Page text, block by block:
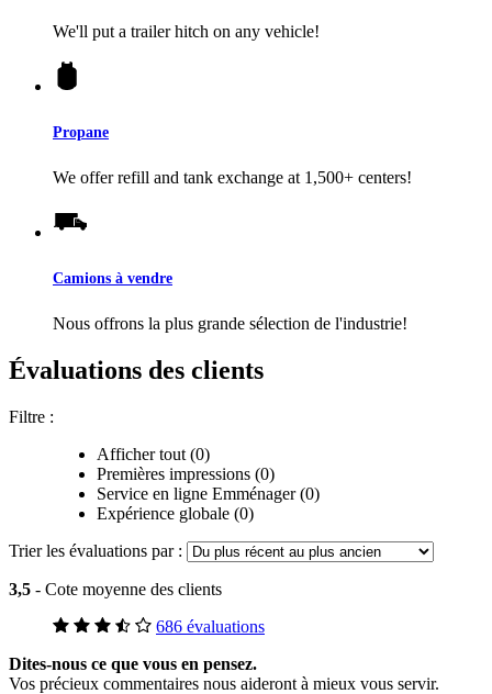
We'll put a trailer hitch on any vehicle!
Propane
We offer refill and tank exchange at 1,500+ centers!
Camions à vendre
Nous offrons la plus grande sélection de l'industrie!
Évaluations des clients
Filtre :
Afficher tout (0)
Premières impressions (0)
Service en ligne Emménager (0)
Expérience globale (0)
Trier les évaluations par :
3,5 - Cote moyenne des clients
686 évaluations
Dites-nous ce que vous en pensez.
Vos précieux commentaires nous aideront à mieux vous servir.